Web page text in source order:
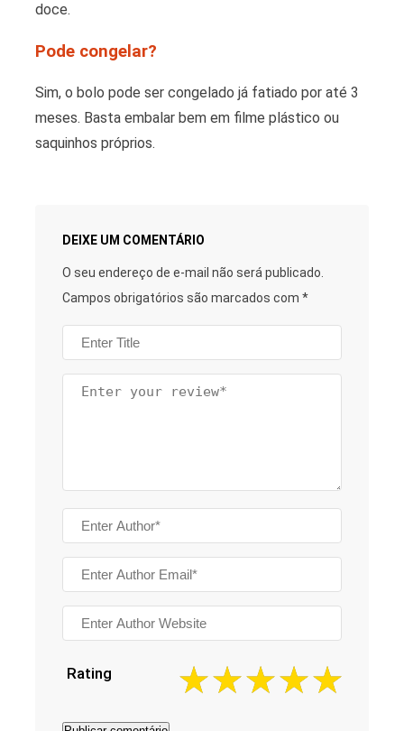
doce.
Pode congelar?
Sim, o bolo pode ser congelado já fatiado por até 3
meses. Basta embalar bem em filme plástico ou
saquinhos próprios.
DEIXE UM COMENTÁRIO
O seu endereço de e-mail não será publicado.
Campos obrigatórios são marcados com *
Rating